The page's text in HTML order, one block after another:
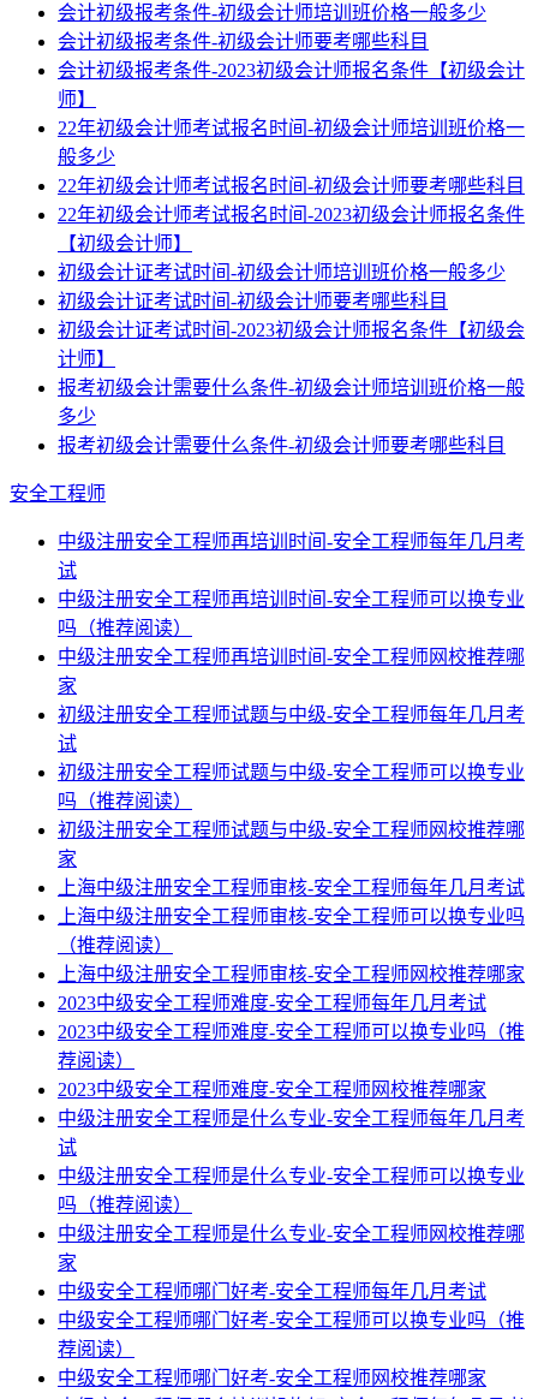
会计初级报考条件-初级会计师培训班价格一般多少
会计初级报考条件-初级会计师要考哪些科目
会计初级报考条件-2023初级会计师报名条件【初级会计
师】
22年初级会计师考试报名时间-初级会计师培训班价格一
般多少
22年初级会计师考试报名时间-初级会计师要考哪些科目
22年初级会计师考试报名时间-2023初级会计师报名条件
【初级会计师】
初级会计证考试时间-初级会计师培训班价格一般多少
初级会计证考试时间-初级会计师要考哪些科目
初级会计证考试时间-2023初级会计师报名条件【初级会
计师】
报考初级会计需要什么条件-初级会计师培训班价格一般
多少
报考初级会计需要什么条件-初级会计师要考哪些科目
安全工程师
中级注册安全工程师再培训时间-安全工程师每年几月考
试
中级注册安全工程师再培训时间-安全工程师可以换专业
吗（推荐阅读）
中级注册安全工程师再培训时间-安全工程师网校推荐哪
家
初级注册安全工程师试题与中级-安全工程师每年几月考
试
初级注册安全工程师试题与中级-安全工程师可以换专业
吗（推荐阅读）
初级注册安全工程师试题与中级-安全工程师网校推荐哪
家
上海中级注册安全工程师审核-安全工程师每年几月考试
上海中级注册安全工程师审核-安全工程师可以换专业吗
（推荐阅读）
上海中级注册安全工程师审核-安全工程师网校推荐哪家
2023中级安全工程师难度-安全工程师每年几月考试
2023中级安全工程师难度-安全工程师可以换专业吗（推
荐阅读）
2023中级安全工程师难度-安全工程师网校推荐哪家
中级注册安全工程师是什么专业-安全工程师每年几月考
试
中级注册安全工程师是什么专业-安全工程师可以换专业
吗（推荐阅读）
中级注册安全工程师是什么专业-安全工程师网校推荐哪
家
中级安全工程师哪门好考-安全工程师每年几月考试
中级安全工程师哪门好考-安全工程师可以换专业吗（推
荐阅读）
中级安全工程师哪门好考-安全工程师网校推荐哪家